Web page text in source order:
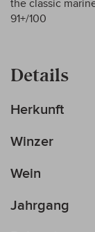
the classic
91+/100
Details
Mehr
Herkunft
Winzer
Wein
Jahrgang